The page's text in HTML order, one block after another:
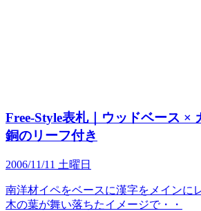
Free-Style表札｜ウッドベース ×
銅のリーフ付き
2006/11/11 土曜日
南洋材イペをベースに漢字をメインに
木の葉が舞い落ちたイメージで・・